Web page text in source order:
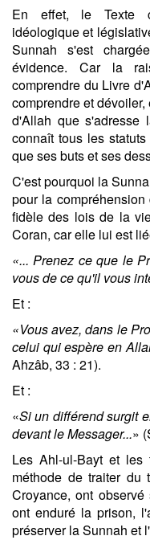
En effet, le Texte
idéologique et
Sunnah s'est
évidence. Car la
comprendre du Livre
comprendre et
d'Allah que s'adresse
connaît tous les
que ses buts et ses
C'est pourquoi la
pour la
fidèle des lois de la
Coran, car elle lui est
«... Prenez ce que le
vous de ce qu'il vous
Et :
«Vous avez, dans le
celui qui espère en
Ahzâb, 33 : 21).
Et :
«Si un différend surgit
devant le Messager...»
Les Ahl-ul-Bayt et
méthode de traiter
Croyance, ont
ont enduré la prison,
préserver la Sunnah et